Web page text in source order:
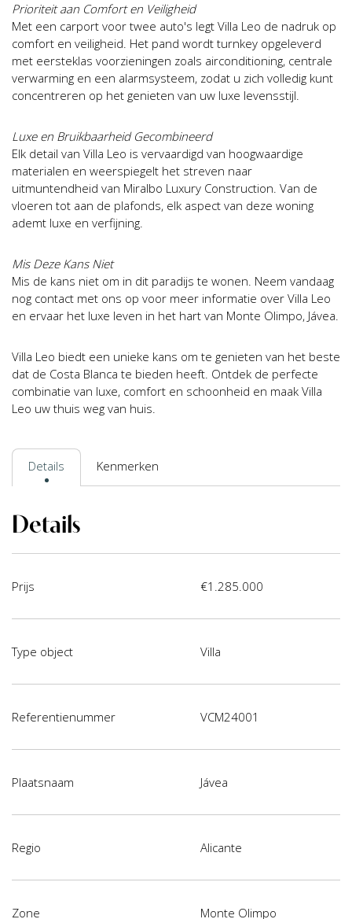
Prioriteit aan Comfort en Veiligheid
Met een carport voor twee auto's legt Villa Leo de nadruk op
comfort en veiligheid. Het pand wordt turnkey opgeleverd
met eersteklas voorzieningen zoals airconditioning, centrale
verwarming en een alarmsysteem, zodat u zich volledig kunt
concentreren op het genieten van uw luxe levensstijl.
Luxe en Bruikbaarheid Gecombineerd
Elk detail van Villa Leo is vervaardigd van hoogwaardige
materialen en weerspiegelt het streven naar
uitmuntendheid van Miralbo Luxury Construction. Van de
vloeren tot aan de plafonds, elk aspect van deze woning
ademt luxe en verfijning.
Mis Deze Kans Niet
Mis de kans niet om in dit paradijs te wonen. Neem vandaag
nog contact met ons op voor meer informatie over Villa Leo
en ervaar het luxe leven in het hart van Monte Olimpo, Jávea.
Villa Leo biedt een unieke kans om te genieten van het beste
dat de Costa Blanca te bieden heeft. Ontdek de perfecte
combinatie van luxe, comfort en schoonheid en maak Villa
Leo uw thuis weg van huis.
Details Kenmerken
Details
Prijs €1.285.000
Type object Villa
Referentienummer VCM24001
Plaatsnaam Jávea
Regio Alicante
Zone Monte Olimpo